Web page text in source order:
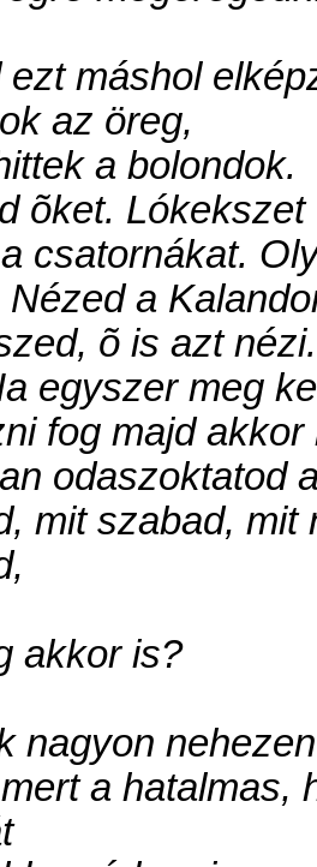
ezt máshol
az öreg,
a bolondok.
õket. Lókekszet
csatornákat.
a
õ is azt
egyszer meg
fog majd akkor
odaszoktatod
mit szabad, mit
akkor is?
nagyon
a hatalmas,